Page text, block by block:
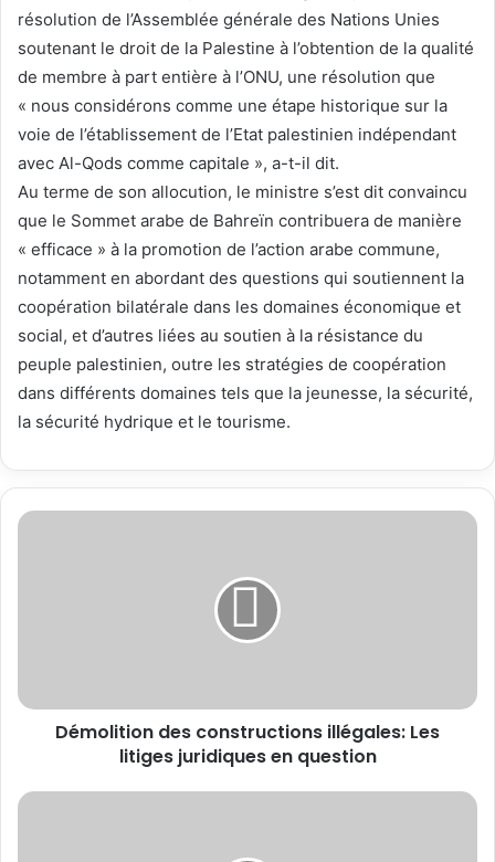
résolution de l’Assemblée générale des Nations Unies
soutenant le droit de la Palestine à l’obtention de la qualité
de membre à part entière à l’ONU, une résolution que
« nous considérons comme une étape historique sur la
voie de l’établissement de l’Etat palestinien indépendant
avec Al-Qods comme capitale », a-t-il dit.
Au terme de son allocution, le ministre s’est dit convaincu
que le Sommet arabe de Bahreïn contribuera de manière
« efficace » à la promotion de l’action arabe commune,
notamment en abordant des questions qui soutiennent la
coopération bilatérale dans les domaines économique et
social, et d’autres liées au soutien à la résistance du
peuple palestinien, outre les stratégies de coopération
dans différents domaines tels que la jeunesse, la sécurité,
la sécurité hydrique et le tourisme.
Démolition des constructions illégales: Les
litiges juridiques en question